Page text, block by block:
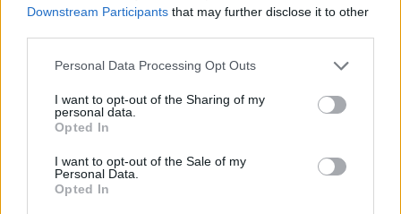
Downstream Participants that may further disclose it to other
Please note that this website/app uses one or more Google
not limited to your visit or usage behaviour. You may click to
grant or deny consent to Google and its third-party tags to
use your data for below specified purposes in below Google
consent section.
Personal Data Processing Opt Outs
I want to opt-out of the Sharing of my
personal data.
Opted In
I want to opt-out of the Sale of my
Personal Data.
Opted In